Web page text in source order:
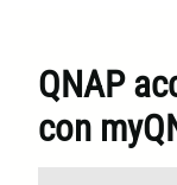
QNAP
con